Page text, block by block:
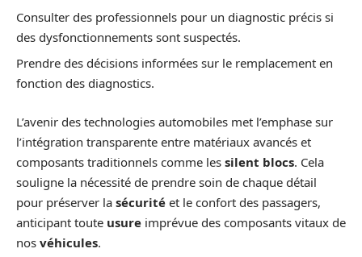
Consulter des professionnels pour un diagnostic précis si
des dysfonctionnements sont suspectés.
Prendre des décisions informées sur le remplacement en
fonction des diagnostics.
L’avenir des technologies automobiles met l’emphase sur
l’intégration transparente entre matériaux avancés et
composants traditionnels comme les silent blocs. Cela
souligne la nécessité de prendre soin de chaque détail
pour préserver la sécurité et le confort des passagers,
anticipant toute usure imprévue des composants vitaux de
nos véhicules.